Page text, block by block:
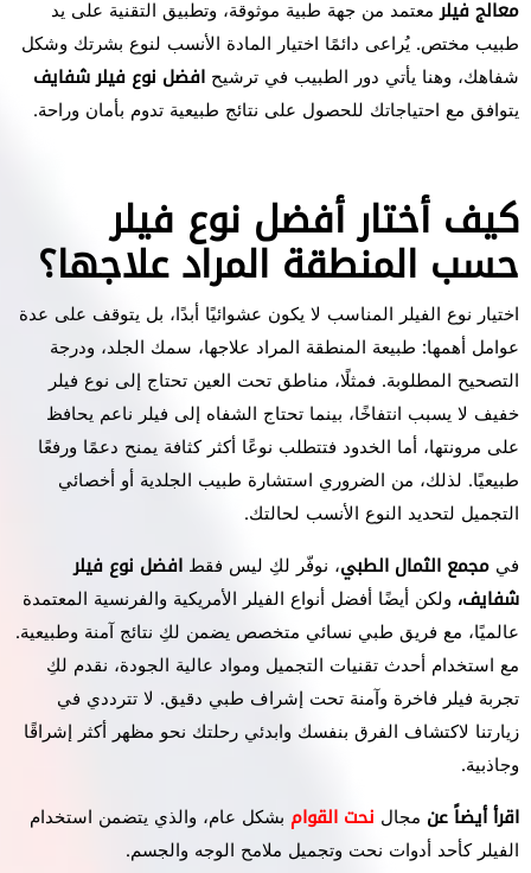
معالج فيلرمعتمد من جهة طبية موثوقة، وتطبيق التقنية على يد
طبيب مختص. يُراعى دائمًا اختيار المادة الأنسب لنوع بشرتك وشكل
شفاهك، وهنا يأتي دور الطبيب في ترشيح افضل نوع فيلر شفايف
يتوافق مع احتياجاتك للحصول على نتائج طبيعية تدوم بأمان وراحة.
كيف أختار أفضل نوع فيلر
حسب المنطقة المراد علاجها؟
اختيار نوع الفيلر المناسب لا يكون عشوائيًا أبدًا، بل يتوقف على عدة
عوامل أهمها: طبيعة المنطقة المراد علاجها، سمك الجلد، ودرجة
التصحيح المطلوبة. فمثلًا، مناطق تحت العين تحتاج إلى نوع فيلر
خفيف لا يسبب انتفاخًا، بينما تحتاج الشفاه إلى فيلر ناعم يحافظ
على مرونتها، أما الخدود فتتطلب نوعًا أكثر كثافة يمنح دعمًا ورفعًا
طبيعيًا. لذلك، من الضروري استشارة طبيب الجلدية أو أخصائي
التجميل لتحديد النوع الأنسب لحالتك.
في مجمع الثمال الطبي، نوفّر لكِ ليس فقط افضل نوع فيلر
شفايف، ولكن أيضًا أفضل أنواع الفيلر الأمريكية والفرنسية المعتمدة
عالميًا، مع فريق طبي نسائي متخصص يضمن لكِ نتائج آمنة وطبيعية.
مع استخدام أحدث تقنيات التجميل ومواد عالية الجودة، نقدم لكِ
تجربة فيلر فاخرة وآمنة تحت إشراف طبي دقيق. لا تترددي في
زيارتنا لاكتشاف الفرق بنفسك وابدئي رحلتك نحو مظهر أكثر إشراقًا
وجاذبية.
اقرأ أيضاً عن مجال نحت القوام بشكل عام، والذي يتضمن استخدام
الفيلر كأحد أدوات نحت وتجميل ملامح الوجه والجسم.